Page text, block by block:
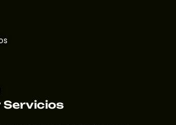
Servicios